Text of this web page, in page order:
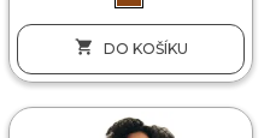
 DO KOŠÍKU